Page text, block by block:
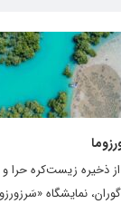
ذخیره زیست‌کره حرا و
نمایشگاه